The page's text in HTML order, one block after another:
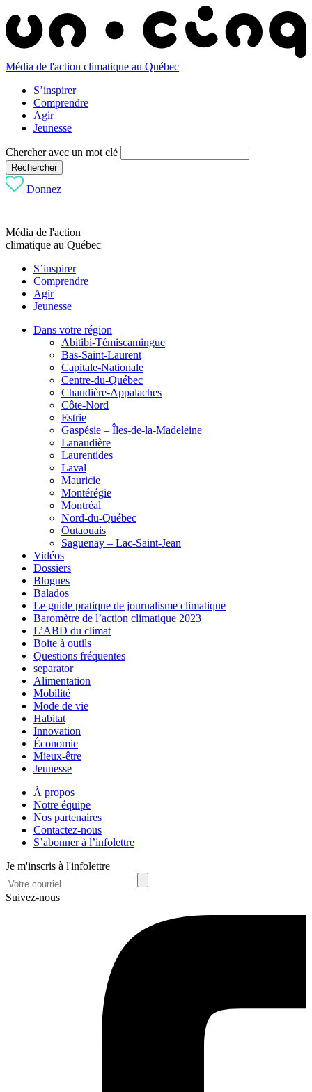
Média de l'action climatique au Québec
S’inspirer
Comprendre
Agir
Jeunesse
Chercher avec un mot clé
Rechercher
Donnez
Média de l'action
climatique au Québec
S’inspirer
Comprendre
Agir
Jeunesse
Dans votre région
Abitibi-Témiscamingue
Bas-Saint-Laurent
Capitale-Nationale
Centre-du-Québec
Chaudière-Appalaches
Côte-Nord
Estrie
Gaspésie – Îles-de-la-Madeleine
Lanaudière
Laurentides
Laval
Mauricie
Montérégie
Montréal
Nord-du-Québec
Outaouais
Saguenay – Lac-Saint-Jean
Vidéos
Dossiers
Blogues
Balados
Le guide pratique de journalisme climatique
Baromètre de l’action climatique 2023
L’ABD du climat
Boite à outils
Questions fréquentes
separator
Alimentation
Mobilité
Mode de vie
Habitat
Innovation
Économie
Mieux-être
Jeunesse
À propos
Notre équipe
Nos partenaires
Contactez-nous
S’abonner à l’infolettre
Je m'inscris à l'infolettre
Suivez-nous